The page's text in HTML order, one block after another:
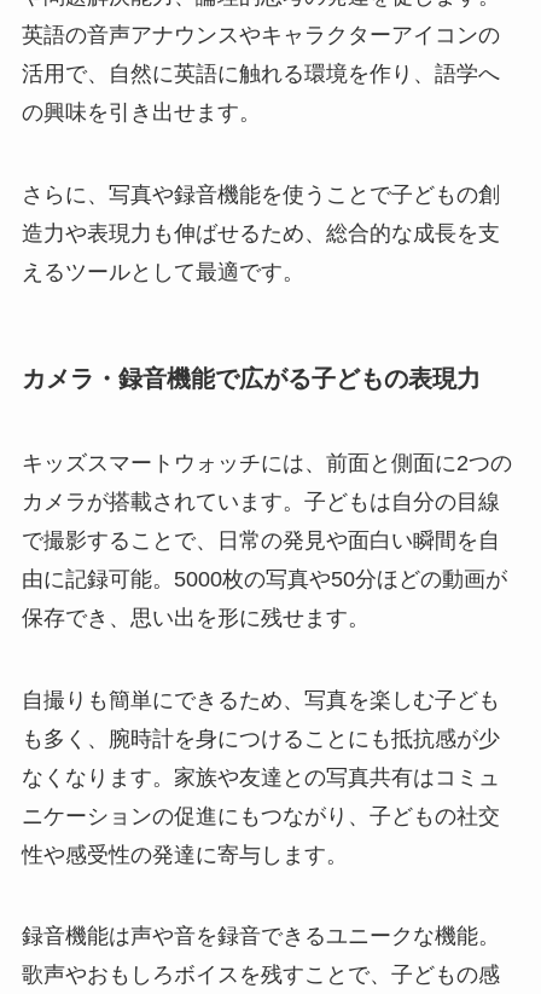
英語の音声アナウンスやキャラクターアイコンの
活用で、自然に英語に触れる環境を作り、語学へ
の興味を引き出せます。
さらに、写真や録音機能を使うことで子どもの創
造力や表現力も伸ばせるため、総合的な成長を支
えるツールとして最適です。
カメラ・録音機能で広がる子どもの表現力
キッズスマートウォッチには、前面と側面に2つの
カメラが搭載されています。子どもは自分の目線
で撮影することで、日常の発見や面白い瞬間を自
由に記録可能。5000枚の写真や50分ほどの動画が
保存でき、思い出を形に残せます。
自撮りも簡単にできるため、写真を楽しむ子ども
も多く、腕時計を身につけることにも抵抗感が少
なくなります。家族や友達との写真共有はコミュ
ニケーションの促進にもつながり、子どもの社交
性や感受性の発達に寄与します。
録音機能は声や音を録音できるユニークな機能。
歌声やおもしろボイスを残すことで、子どもの感